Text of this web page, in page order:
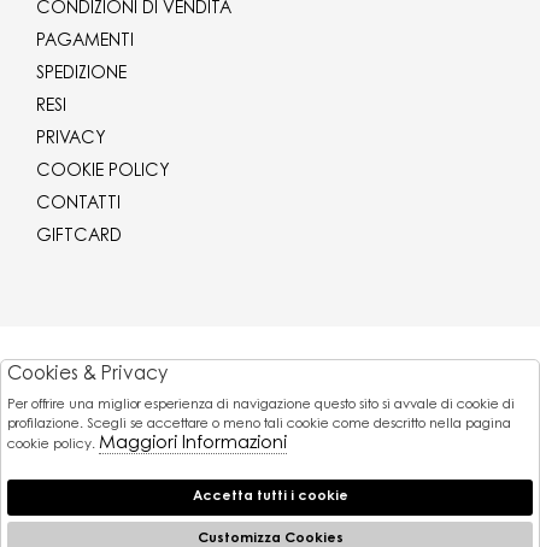
CONDIZIONI DI VENDITA
PAGAMENTI
SPEDIZIONE
RESI
PRIVACY
COOKIE POLICY
CONTATTI
GIFTCARD
Powered by
Pagamenti
Cookies & Privacy
Per offrire una miglior esperienza di navigazione questo sito si avvale di cookie di
profilazione. Scegli se accettare o meno tali cookie come descritto nella pagina
cookie policy. Maggiori Informazioni
Accetta tutti i cookie
Customizza Cookies